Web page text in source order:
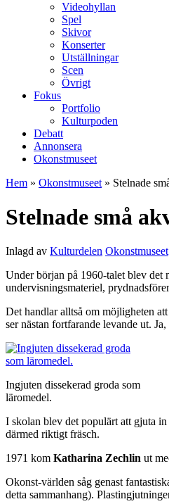
Videohyllan
Spel
Skivor
Konserter
Utställningar
Scen
Övrigt
Fokus
Portfolio
Kulturpoden
Debatt
Annonsera
Okonstmuseet
Hem » Okonstmuseet » Stelnade
Stelnade små
Inlagd av Kulturdelen Okonstmuseet
Under början på 1960-talet blev det
undervisningsmateriel,
Det handlar alltså om möjligheten
ser nästan fortfarande levande ut.
Ingjuten dissekerad groda som
läromedel.
I skolan blev det populärt att gjuta
därmed riktigt fräsch.
1971 kom Katharina Zechlin ut
Okonst-världen såg genast
detta sammanhang).